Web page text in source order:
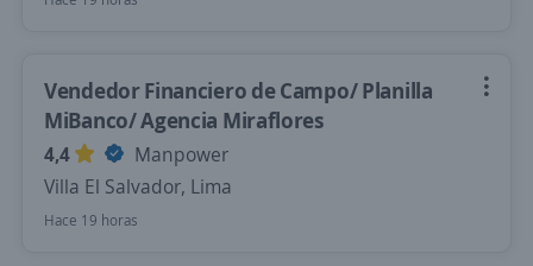
Vendedor Financiero de Campo/ Planilla
MiBanco/ Agencia Miraflores
4,4
Manpower
Villa El Salvador, Lima
Hace 19 horas